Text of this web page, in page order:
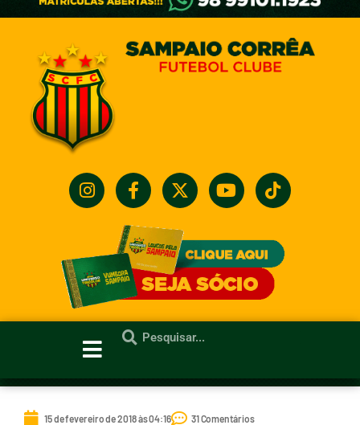
15 de fevereiro de 2018 às 04:16
31 Comentários